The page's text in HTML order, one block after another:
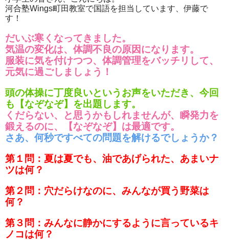
河合塾Wings町田教室で国語を担当しています、伊藤で
す！
だいぶ寒くなってきました。
気温の変化は、体調不良の原因になります。
服装に気を付けつつ、体調管理をバッチリして、
元気に過ごしましょう！
頭の体操に丁度良いというお声をいただき、今回
も【なぞなぞ】を出題します。
くだらない、と思うかもしれませんが、瞬発力を
鍛えるのに、【なぞなぞ】は最適です。
さあ、何秒ですべての問題を解けるでしょうか？
第１問：夏は夏でも、油であげられた、あまいナ
ツは何？
第２問：穴だらけなのに、みんなが買う野菜は
何？
第３問：みんなに静かにするように言っているキ
ノコは何？